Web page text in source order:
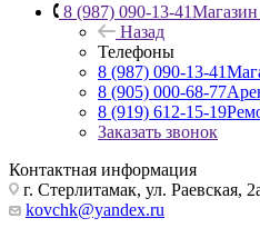
8 (987) 090-13-41Магазин
Назад
Телефоны
8 (987) 090-13-41
8 (905) 000-68-77
8 (919) 612-15-19
Заказать звонок
Контактная информация
г. Стерлитамак, ул. Раевская,
kovchk@yandex.ru